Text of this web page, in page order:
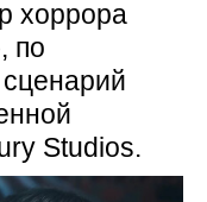
хоррора
по
Studios.